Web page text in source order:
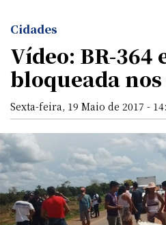
Cidades
Vídeo: BR-364
bloqueada
Sexta-feira, 19 Maio de 2017 -